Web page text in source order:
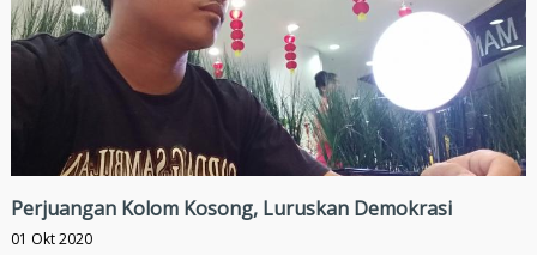
Perjuangan Kolom Kosong, Luruskan Demokrasi
01 Okt 2020